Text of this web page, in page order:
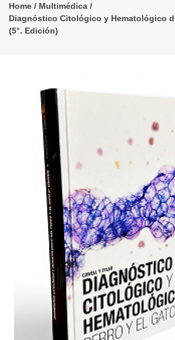
Home / Multimédica /
Diagnóstico Citológico y Hematológico
(5°. Edición)